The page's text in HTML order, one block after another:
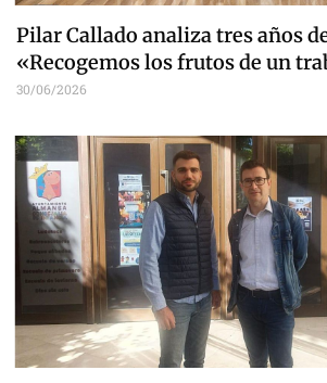
Pilar Callado analiza tres años
«Recogemos los frutos de un
30/06/2026